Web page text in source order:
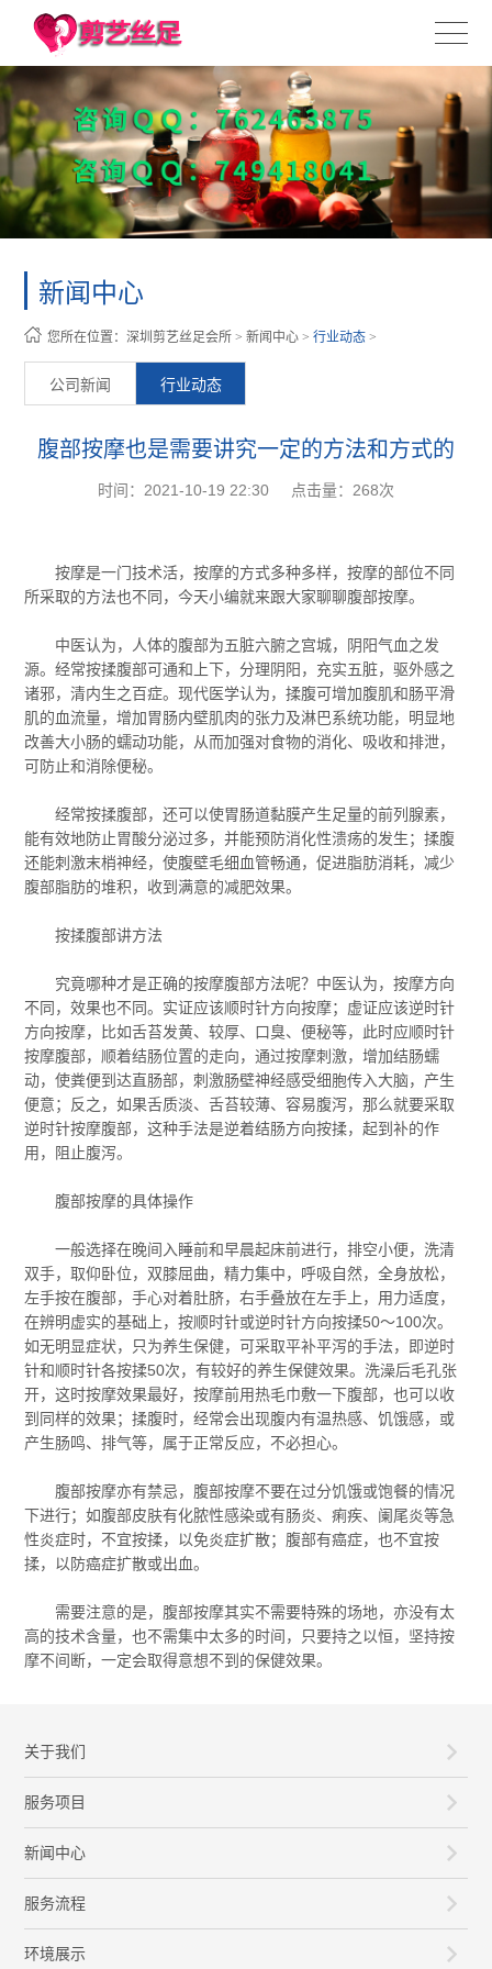
新闻中心
您所在位置：深圳剪艺丝足会所 >新闻中心 >行业动态 >
公司新闻 行业动态
腹部按摩也是需要讲究一定的方法和方式的
时间：2021-10-19 22:30 点击量： 268次
按摩是一门技术活，按摩的方式多种多样，按摩的部位不同
所采取的方法也不同，今天小编就来跟大家聊聊腹部按摩。
中医认为，人体的腹部为五脏六腑之宫城，阴阳气血之发
源。经常按揉腹部可通和上下，分理阴阳，充实五脏，驱外感之
诸邪，清内生之百症。现代医学认为，揉腹可增加腹肌和肠平滑
肌的血流量，增加胃肠内壁肌肉的张力及淋巴系统功能，明显地
改善大小肠的蠕动功能，从而加强对食物的消化、吸收和排泄，
可防止和消除便秘。
经常按揉腹部，还可以使胃肠道黏膜产生足量的前列腺素，
能有效地防止胃酸分泌过多，并能预防消化性溃疡的发生；揉腹
还能刺激末梢神经，使腹壁毛细血管畅通，促进脂肪消耗，减少
腹部脂肪的堆积，收到满意的减肥效果。
按揉腹部讲方法
究竟哪种才是正确的按摩腹部方法呢？中医认为，按摩方向
不同，效果也不同。实证应该顺时针方向按摩；虚证应该逆时针
方向按摩，比如舌苔发黄、较厚、口臭、便秘等，此时应顺时针
按摩腹部，顺着结肠位置的走向，通过按摩刺激，增加结肠蠕
动，使粪便到达直肠部，刺激肠壁神经感受细胞传入大脑，产生
便意；反之，如果舌质淡、舌苔较薄、容易腹泻，那么就要采取
逆时针按摩腹部，这种手法是逆着结肠方向按揉，起到补的作
用，阻止腹泻。
腹部按摩的具体操作
一般选择在晚间入睡前和早晨起床前进行，排空小便，洗清
双手，取仰卧位，双膝屈曲，精力集中，呼吸自然，全身放松，
左手按在腹部，手心对着肚脐，右手叠放在左手上，用力适度，
在辨明虚实的基础上，按顺时针或逆时针方向按揉50～100次。
如无明显症状，只为养生保健，可采取平补平泻的手法，即逆时
针和顺时针各按揉50次，有较好的养生保健效果。洗澡后毛孔张
开，这时按摩效果最好，按摩前用热毛巾敷一下腹部，也可以收
到同样的效果；揉腹时，经常会出现腹内有温热感、饥饿感，或
产生肠鸣、排气等，属于正常反应，不必担心。
腹部按摩亦有禁忌，腹部按摩不要在过分饥饿或饱餐的情况
下进行；如腹部皮肤有化脓性感染或有肠炎、痢疾、阑尾炎等急
性炎症时，不宜按揉，以免炎症扩散；腹部有癌症，也不宜按
揉，以防癌症扩散或出血。
需要注意的是，腹部按摩其实不需要特殊的场地，亦没有太
高的技术含量，也不需集中太多的时间，只要持之以恒，坚持按
摩不间断，一定会取得意想不到的保健效果。
关于我们
服务项目
新闻中心
服务流程
环境展示